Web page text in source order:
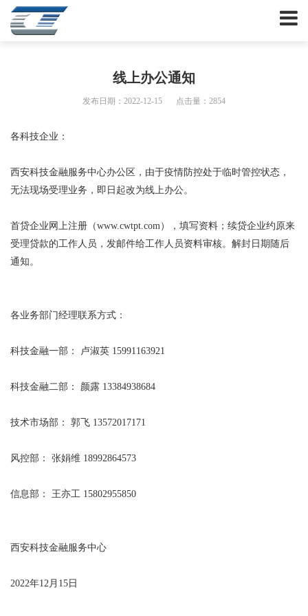
线上办公通知
发布日期：2022-12-15 点击量：2854
各科技企业：
西安科技金融服务中心办公区，由于疫情防控处于临时管控状态，
无法现场受理业务，即日起改为线上办公。
首贷企业网上注册（www.cwtpt.com），填写资料；续贷企业约原来
受理贷款的工作人员，发邮件给工作人员资料审核。解封日期随后
通知。
各业务部门经理联系方式：
科技金融一部： 卢淑英 15991163921
科技金融二部： 颜露 13384938684
技术市场部： 郭飞 13572017171
风控部： 张娟维 18992864573
信息部： 王亦工 15802955850
西安科技金融服务中心
2022年12月15日